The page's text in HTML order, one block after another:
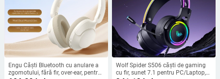
Engu Căști Bluetooth cu anulare a
zgomotului, fără fir, over-ear, pentru
Wolf Spider S506 căști de gaming
cu fir, sunet 7.1 pentru PC/Laptop,